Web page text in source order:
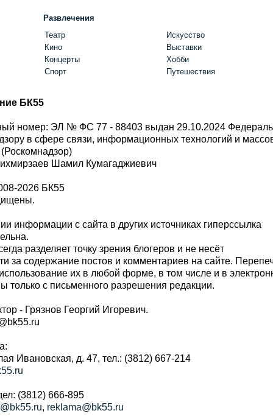
Развлечения
Театр
Кино
Концерты
Спорт
Искусство
Выставки
Хобби
Путешествия
БК55
номер: ЭЛ № ФС 77 - 88403 выдан 29.10.2024
в сфере связи, информационных технологий и
Шамил Кумагаджиевич
2026 БК55
информации с сайта в других источниках гиперссылка
разделяет точку зрения блогеров и не несёт
за содержание постов и комментариев на сайте.
их в любой форме, в том числе и в
с письменного разрешения редакции.
- Грязнов Георгий Игоревич.
Ивановская, д. 47, тел.: (3812) 667-214
(3812) 666-895
, reklama@bk55.ru